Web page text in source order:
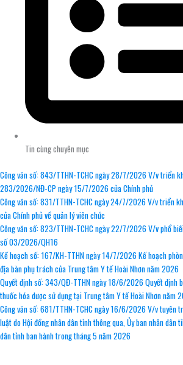
Tin cùng chuyên mục
Công văn số: 843/TTHN-TCHC ngày 28/7/2026 V/v triển
283/2026/NĐ-CP ngày 15/7/2026 của Chính phủ
Công văn số: 831/TTHN-TCHC ngày 24/7/2026 V/v triển
của Chính phủ về quản lý viên chức
Công văn số: 823/TTHN-TCHC ngày 22/7/2026 V/v phổ
số 03/2026/QH16
Kế hoạch số: 167/KH-TTHN ngày 14/7/2026 Kế hoạch
địa bàn phụ trách của Trung tâm Y tế Hoài Nhơn năm 2026
Quyết định số: 343/QĐ-TTHN ngày 18/6/2026 Quyết định
thuốc hóa dược sử dụng tại Trung tâm Y tế Hoài Nhơn năm
Công văn số: 681/TTHN-TCHC ngày 16/6/2026 V/v tuyên
luật do Hội đồng nhân dân tỉnh thông qua, Ủy ban nhân dân
dân tỉnh ban hành trong tháng 5 năm 2026